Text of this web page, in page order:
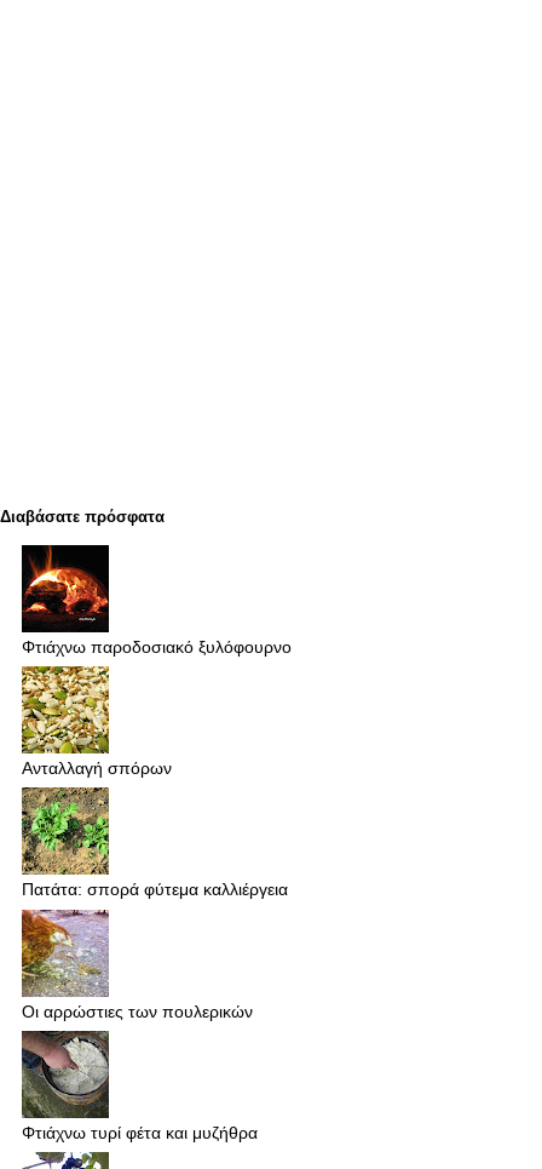
Διαβάσατε πρόσφατα
Φτιάχνω παροδοσιακό ξυλόφουρνο
Ανταλλαγή σπόρων
Πατάτα: σπορά φύτεμα καλλιέργεια
Οι αρρώστιες των πουλερικών
Φτιάχνω τυρί φέτα και μυζήθρα